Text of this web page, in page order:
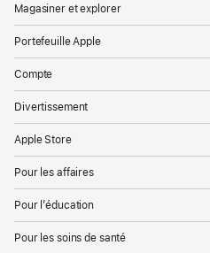
Magasiner et explorer
Portefeuille Apple
Compte
Divertissement
Apple Store
Pour les affaires
Pour l’éducation
Pour les soins de santé